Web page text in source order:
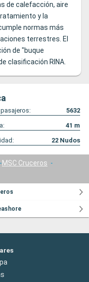
de calefacción, aire
y la
normas más
terrestres. El
de "buque
clasificación RINA.
pasajeros:
5632
41 m
22 Nudos
MSC Cruceros